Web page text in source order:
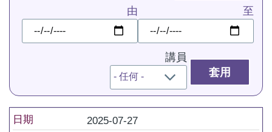
由
期
至
期
講員
日期
2025-07-27